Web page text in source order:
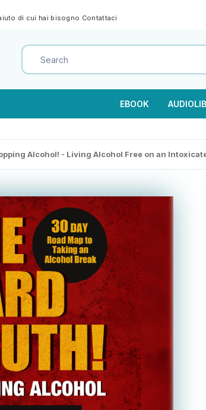
di cui hai bisogno Contattaci
EBOOK
Alcohol! - Living Alcohol Free on an